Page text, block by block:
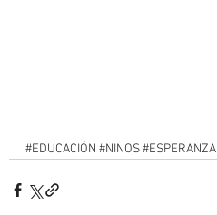
#EDUCACIÓN #NIÑOS#ESPERANZA